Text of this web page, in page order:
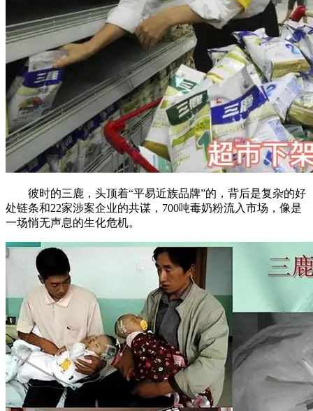
彼时的三鹿，头顶着“平易近族品牌”的，背后是复杂的好
处链条和22家涉案企业的共谋，700吨毒奶粉流入市场，像是
一场悄无声息的生化危机。